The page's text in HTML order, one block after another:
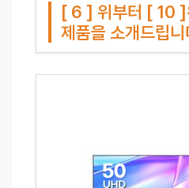
[ 6 ] 위부터 [ 10 ]
제품을 소개드립니